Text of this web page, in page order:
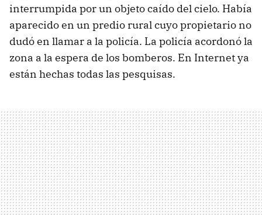
interrumpida por un objeto caído del cielo. Había
aparecido en un predio rural cuyo propietario no
dudó en llamar a la policía. La policía acordonó la
zona a la espera de los bomberos. En Internet ya
están hechas todas las pesquisas.